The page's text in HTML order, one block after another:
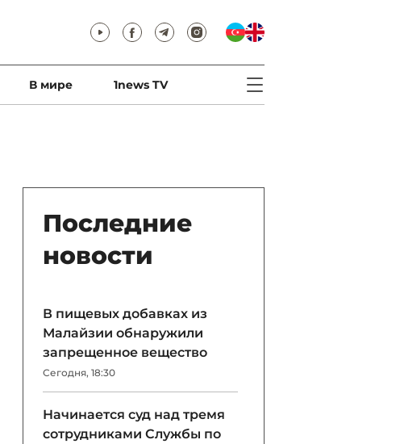
В мире 1news TV
Последние
новости
В пищевых добавках из
Малайзии обнаружили
запрещенное вещество
Сегодня, 18:30
Начинается суд над тремя
сотрудниками Службы по